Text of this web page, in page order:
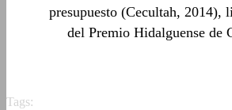
presupuesto (Cecultah, 2014),
del Premio Hidalguense de
Tags: